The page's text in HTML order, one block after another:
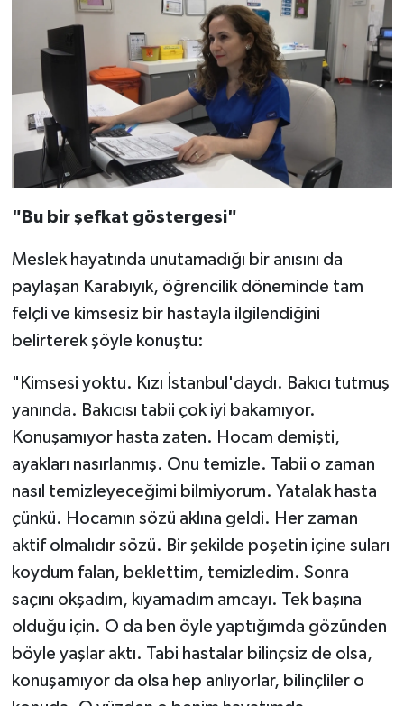
"Bu bir şefkat göstergesi"
Meslek hayatında unutamadığı bir anısını da
paylaşan Karabıyık, öğrencilik döneminde tam
felçli ve kimsesiz bir hastayla ilgilendiğini
belirterek şöyle konuştu:
"Kimsesi yoktu. Kızı İstanbul'daydı. Bakıcı tutmuş
yanında. Bakıcısı tabii çok iyi bakamıyor.
Konuşamıyor hasta zaten. Hocam demişti,
ayakları nasırlanmış. Onu temizle. Tabii o zaman
nasıl temizleyeceğimi bilmiyorum. Yatalak hasta
çünkü. Hocamın sözü aklına geldi. Her zaman
aktif olmalıdır sözü. Bir şekilde poşetin içine suları
koydum falan, beklettim, temizledim. Sonra
saçını okşadım, kıyamadım amcayı. Tek başına
olduğu için. O da ben öyle yaptığımda gözünden
böyle yaşlar aktı. Tabi hastalar bilinçsiz de olsa,
konuşamıyor da olsa hep anlıyorlar, bilinçliler o